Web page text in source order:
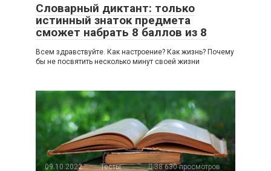
Словарный диктант: только
истинный знаток предмета
сможет набрать 8 баллов из 8
Всем здравствуйте. Как настроение? Как жизнь? Почему
бы не посвятить несколько минут своей жизни
09.10.2022 Тесты 38 630 просмотров